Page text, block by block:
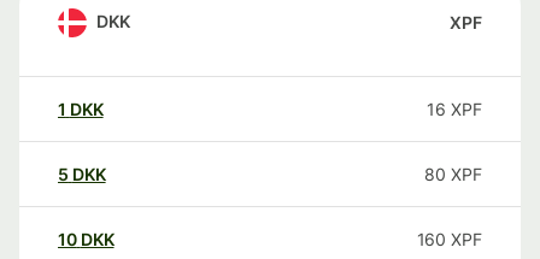
DKK XPF
1 DKK 16 XPF
5 DKK 80 XPF
10 DKK 160 XPF